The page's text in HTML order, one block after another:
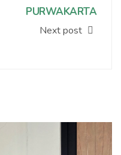
PURWAKARTA
Next post